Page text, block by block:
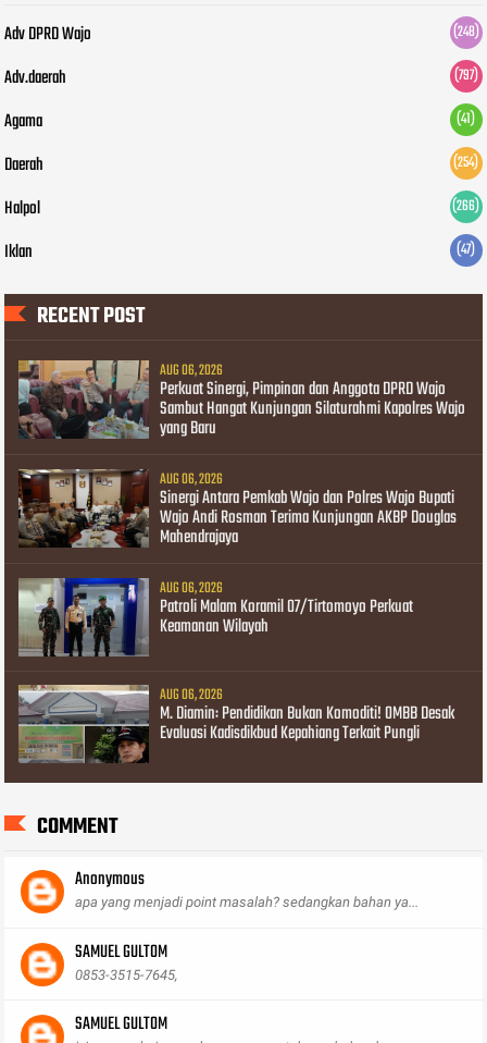
Adv DPRD Wajo (248)
Adv.daerah (797)
Agama (41)
Daerah (254)
Halpol (266)
Iklan (47)
RECENT POST
AUG 06, 2026
Perkuat Sinergi, Pimpinan dan Anggota DPRD Wajo
Sambut Hangat Kunjungan Silaturahmi Kapolres Wajo
yang Baru
AUG 06, 2026
Sinergi Antara Pemkab Wajo dan Polres Wajo Bupati
Wajo Andi Rosman Terima Kunjungan AKBP Douglas
Mahendrajaya
AUG 06, 2026
Patroli Malam Koramil 07/Tirtomoyo Perkuat
Keamanan Wilayah
AUG 06, 2026
M. Diamin: Pendidikan Bukan Komoditi! OMBB Desak
Evaluasi Kadisdikbud Kepahiang Terkait Pungli
COMMENT
Anonymous
apa yang menjadi point masalah? sedangkan bahan ya...
SAMUEL GULTOM
0853-3515-7645,
SAMUEL GULTOM